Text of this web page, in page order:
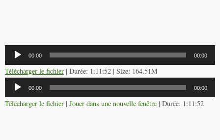
Lecteur
audio
00:00 00:00
Télécharger le fichier | Durée: 1:11:52 | Size: 164.51M
Lecteur
audio
00:00 00:00
Télécharger le fichier | Jouer dans une nouvelle fenêtre | Durée: 1:11:52